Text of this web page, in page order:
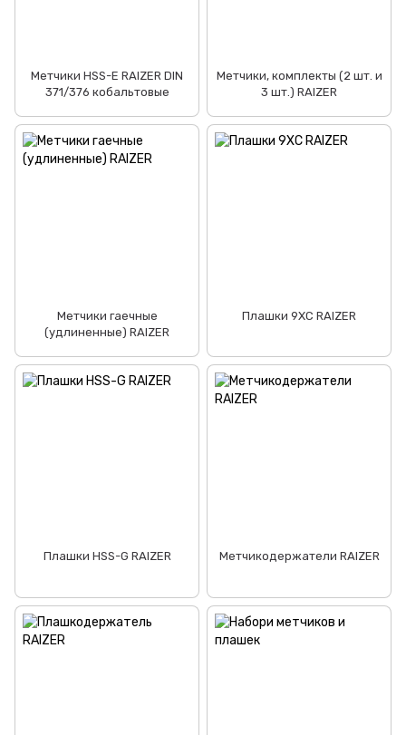
Метчики HSS-E RAIZER DIN
371/376 кобальтовые
Метчики, комплекты (2 шт. и
3 шт.) RAIZER
Метчики гаечные
(удлиненные) RAIZER
Плашки 9ХС RAIZER
Плашки HSS-G RAIZER Метчикодержатели RAIZER